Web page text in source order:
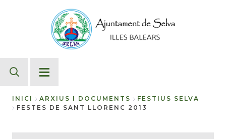
d'Ariadna
INICI ARXIUS I DOCUMENTS
FESTIUS SELVA
FESTES DE SANT LLORENC 2013